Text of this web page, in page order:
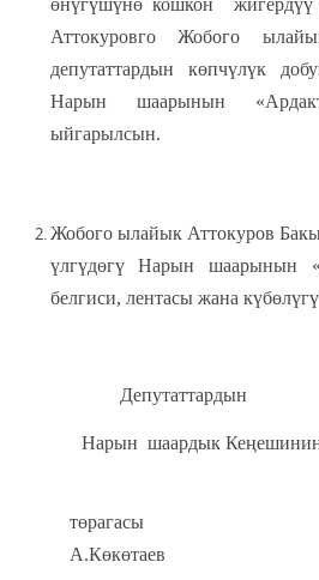
Аттокуровго Жобого
депутаттардын көпчүлүк
Нарын шаарынын
ыйгарылсын.
Жобого ылайык Аттокуров
үлгүдөгү Нарын шаарынын
белгиси, лентасы жана
Депутаттардын
Нарын шаардык
А.Көкөтаев